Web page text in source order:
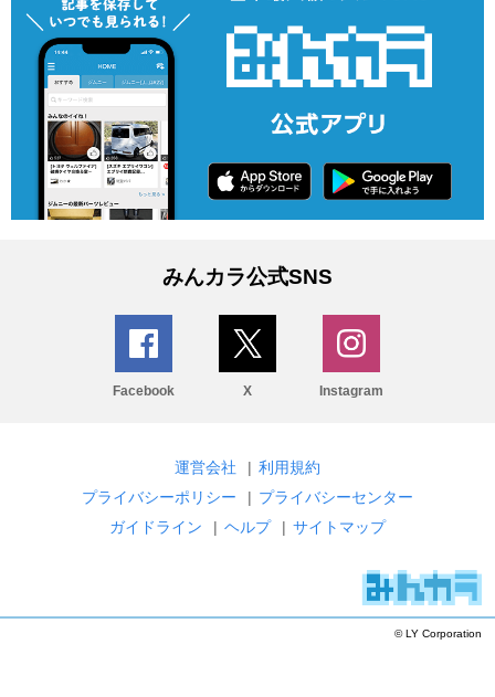
みんカラ公式SNS
Facebook X Instagram
運営会社 | 利用規約
プライバシーポリシー
| プライバシーセンター
ガイドライン
| ヘルプ | サイトマップ
© LY Corporation